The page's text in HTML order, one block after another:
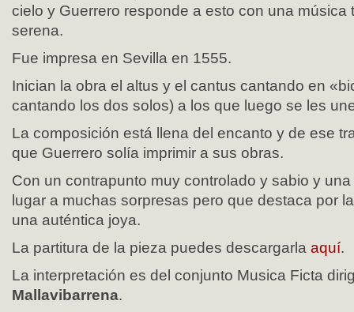
cielo y Guerrero responde a esto con una música
serena.
Fue impresa en Sevilla en 1555.
Inician la obra el altus y el cantus cantando en
cantando los dos solos) a los que luego se les
La composición está llena del encanto y de ese
que Guerrero solía imprimir a sus obras.
Con un contrapunto muy controlado y sabio y
lugar a muchas sorpresas pero que destaca por
una auténtica joya.
La partitura de la pieza puedes descargarla aquí.
La interpretación es del conjunto Musica Ficta
Mallavibarrena.